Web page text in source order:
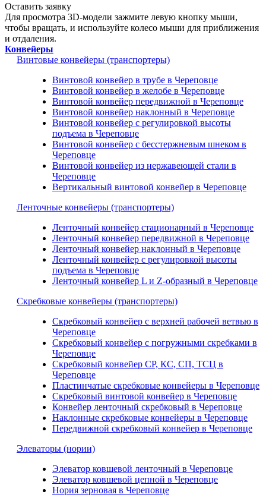
Оставить заявку
Для просмотра 3D-модели зажмите левую кнопку мыши,
чтобы вращать, и используйте колесо мыши для приближения
и отдаления.
Конвейеры
Винтовые конвейеры (транспортеры)
Винтовой конвейер в трубе в Череповце
Винтовой конвейер в желобе в Череповце
Винтовой конвейер передвижной в Череповце
Винтовой конвейер наклонный в Череповце
Винтовой конвейер с регулировкой высоты
подъема в Череповце
Винтовой конвейер с бесстержневым шнеком в
Череповце
Винтовой конвейер из нержавеющей стали в
Череповце
Вертикальный винтовой конвейер в Череповце
Ленточные конвейеры (транспортеры)
Ленточный конвейер стационарный в Череповце
Ленточный конвейер передвижной в Череповце
Ленточный конвейер наклонный в Череповце
Ленточный конвейер с регулировкой высоты
подъема в Череповце
Ленточный конвейер L и Z-образный в Череповце
Скребковые конвейеры (транспортеры)
Скребковый конвейер с верхней рабочей ветвью в
Череповце
Скребковый конвейер с погружными скребками в
Череповце
Скребковый конвейер СР, КС, СП, ТСЦ в
Череповце
Пластинчатые скребковые конвейеры в Череповце
Скребковый винтовой конвейер в Череповце
Конвейер ленточный скребковый в Череповце
Наклонные скребковые конвейеры в Череповце
Передвижной скребковый конвейер в Череповце
Элеваторы (нории)
Элеватор ковшевой ленточный в Череповце
Элеватор ковшевой цепной в Череповце
Нория зерновая в Череповце